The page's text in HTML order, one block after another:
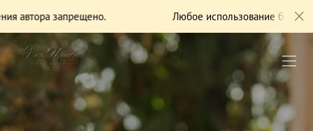
Любое использование без разрешения